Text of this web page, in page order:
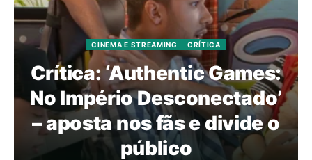
CINEMA E STREAMING CRÍTICA
Crítica: ‘Authentic Games:
No Império Desconectado’
– aposta nos fãs e divide o
público